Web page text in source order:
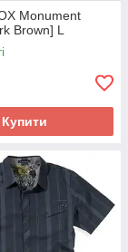
Monument
Brown] L
Купити